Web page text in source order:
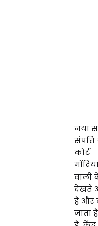
नया
कोर्ट
वाली
देखते
है और
जाता